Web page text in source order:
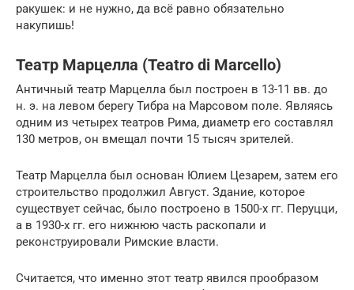
ракушек: и не нужно, да всё равно обязательно
накупишь!
Театр Марцелла (Teatro di Marcello)
Античный театр Марцелла был построен в 13-11 вв. до
н. э. на левом берегу Тибра на Марсовом поле. Являясь
одним из четырех театров Рима, диаметр его составлял
130 метров, он вмещал почти 15 тысяч зрителей.
Театр Марцелла был основан Юлием Цезарем, затем его
строительство продолжил Август. Здание, которое
существует сейчас, было построено в 1500-х гг. Перуцци,
а в 1930-х гг. его нижнюю часть раскопали и
реконструировали Римские власти.
Считается, что именно этот театр явился прообразом